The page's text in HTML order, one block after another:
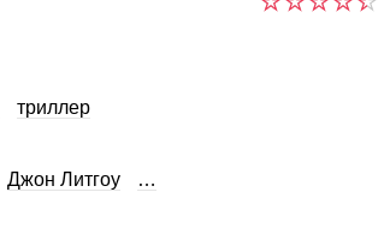
триллер
Джон Литгоу
…